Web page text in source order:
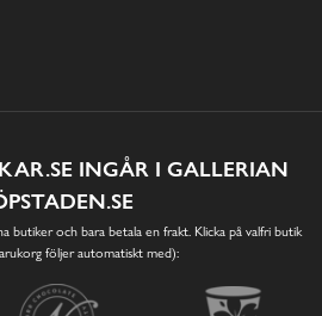
INGÅR I GALLERIAN
butiker och bara betala en frakt. Klicka på valfri butik
följer automatiskt med):